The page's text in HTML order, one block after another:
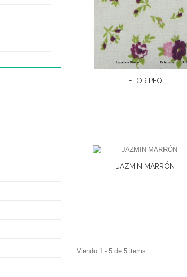
FLOR PEQ
JAZMIN MARRÓN
Viendo 1 - 5 de 5 items